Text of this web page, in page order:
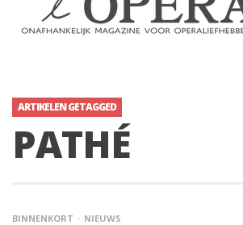
ARTIKELEN GETAGGED
PATHÉ
BINNENKORT NIEUWS